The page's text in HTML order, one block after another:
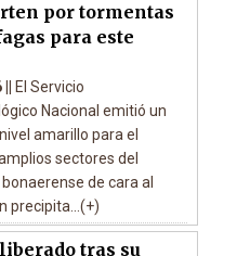
por tormentas
para este
El Servicio
Nacional emitió un
amarillo para el
sectores del
de cara al
precipita...(+)
tras su